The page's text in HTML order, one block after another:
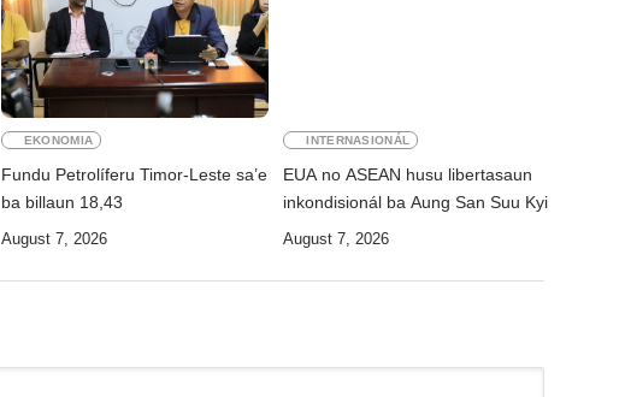
EKONOMIA
Fundu Petrolíferu Timor-Leste sa’e
ba billaun 18,43
August 7, 2026
INTERNASIONÁL
EUA no ASEAN husu libertasaun
inkondisionál ba Aung San Suu Kyi
August 7, 2026